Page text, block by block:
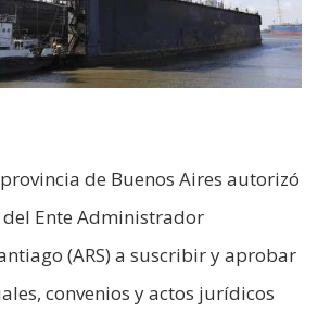
de Buenos Aires autorizó
Ente Administrador
(ARS) a suscribir y aprobar
convenios y actos jurídicos